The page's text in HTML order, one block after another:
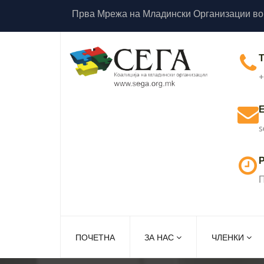
Прва Мрежа на Младински Организации
ПОЧЕТНА ЗА НАС ЧЛЕНКИ